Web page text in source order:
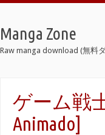
Manga Zone
Raw manga download (無料
ゲーム戦
Animado]